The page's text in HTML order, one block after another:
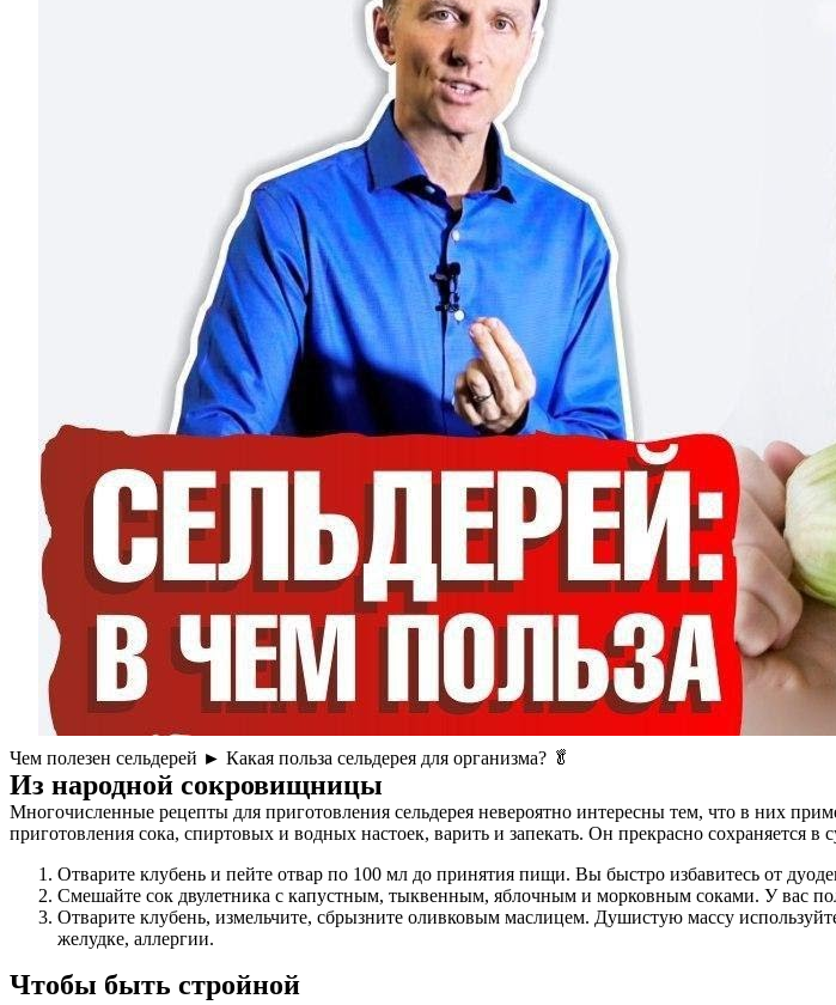
Чем полезен сельдерей ► Какая польза сельдерея для организма? 🥬
Из народной сокровищницы
Многочисленные рецепты для приготовления сельдерея невероятно интересны тем, что в них
приготовления сока, спиртовых и водных настоек, варить и запекать. Он прекрасно сохраняется в
Отварите клубень и пейте отвар по 100 мл до принятия пищи. Вы быстро избавитесь от
Смешайте сок двулетника с капустным, тыквенным, яблочным и морковным соками. У вас
Отварите клубень, измельчите, сбрызните оливковым маслицем. Душистую массу
желудке, аллергии.
Чтобы быть стройной